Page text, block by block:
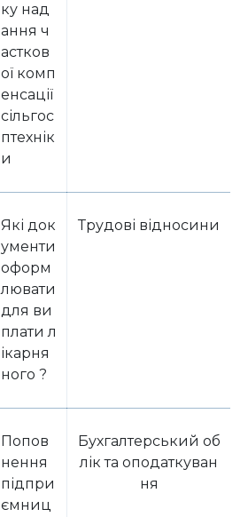
ку над
ання ч
астков
ої комп
енсації
сільгос
птехнік
и
Які док
ументи
оформ
лювати
для ви
плати л
ікарня
ного ?
Трудові відносини
Попов
нення
підпри
ємниц
Бухгалтерський об
лік та оподаткуван
ня